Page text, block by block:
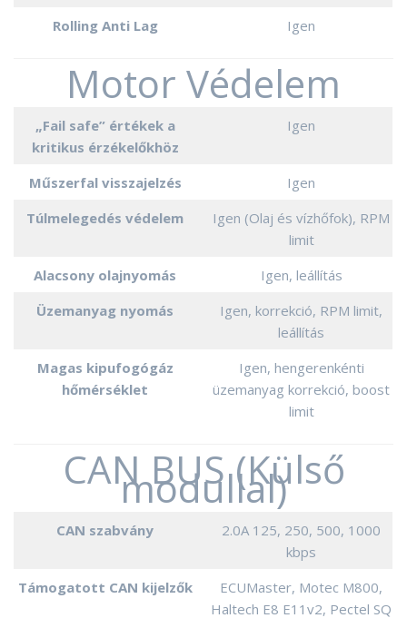
Rolling Anti Lag
Igen
Motor Védelem
„Fail safe” értékek a
kritikus érzékelőkhöz
Igen
Műszerfal visszajelzés
Igen
Túlmelegedés védelem
Igen (Olaj és vízhőfok), RPM
limit
Alacsony olajnyomás
Igen, leállítás
Üzemanyag nyomás
Igen, korrekció, RPM limit,
leállítás
Magas kipufogógáz
hőmérséklet
Igen, hengerenkénti
üzemanyag korrekció, boost
limit
CAN BUS (Külső
modullal)
CAN szabvány
2.0A 125, 250, 500, 1000
kbps
Támogatott CAN kijelzők
ECUMaster, Motec M800,
Haltech E8 E11v2, Pectel SQ